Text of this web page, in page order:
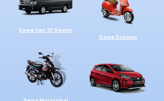
Sewa Van 10 Seater
Sewa Scooter